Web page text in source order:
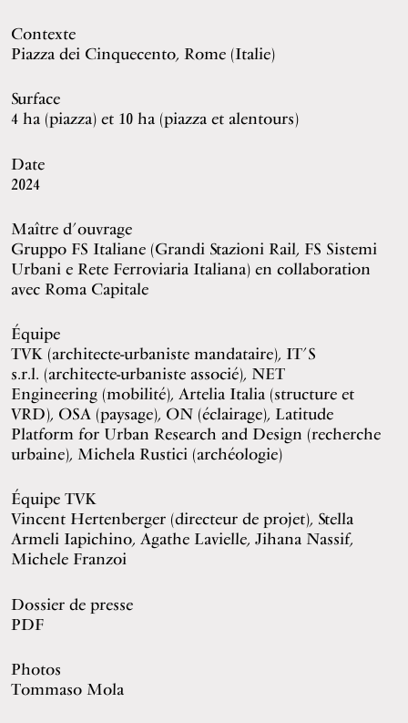
Contexte
Piazza dei Cinquecento, Rome (Italie)
Surface
4 ha (piazza) et 10 ha (piazza et alentours)
Date
2024
Maître d’ouvrage
Gruppo FS Italiane (Grandi Stazioni Rail, FS Sistemi
Urbani e Rete Ferroviaria Italiana) en collaboration
avec Roma Capitale
Équipe
TVK (architecte-urbaniste mandataire), IT’S
s.r.l. (architecte-urbaniste associé), NET
Engineering (mobilité), Artelia Italia (structure et
VRD), OSA (paysage), ON (éclairage), Latitude
Platform for Urban Research and Design (recherche
urbaine), Michela Rustici (archéologie)
Équipe TVK
Vincent Hertenberger (directeur de projet), Stella
Armeli Iapichino, Agathe Lavielle, Jihana Nassif,
Michele Franzoi
Dossier de presse
PDF
Photos
Tommaso Mola